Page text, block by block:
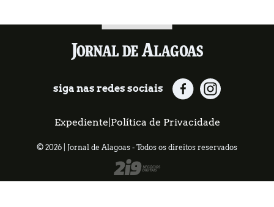
siga nas redes sociais
Expediente Política de Privacidade
© 2026 | Jornal de Alagoas - Todos os direitos reservados